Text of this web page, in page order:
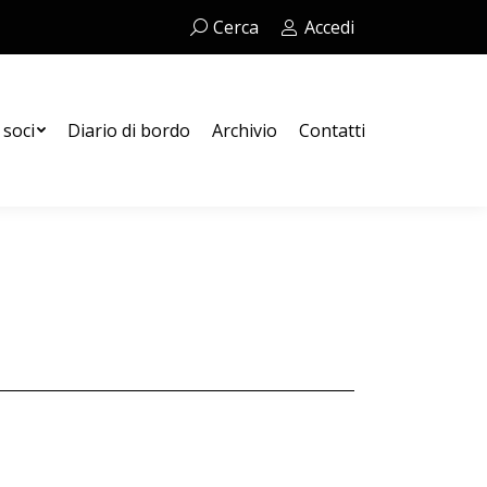
Cerca:Cerca Accedi
Diario di bordo Archivio Contatti
Contatti